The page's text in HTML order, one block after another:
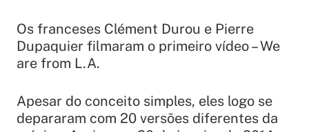
Os franceses Clément Durou e Pierre
Dupaquier filmaram o primeiro vídeo – We
are from L.A.
Apesar do conceito simples, eles logo se
depararam com 20 versões diferentes da